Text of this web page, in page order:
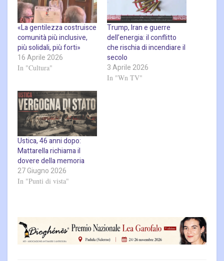
«La gentilezza costruisce
comunità più inclusive,
più solidali, più forti»
16 Aprile 2026
In "Cultura"
Trump, Iran e guerre
dell’energia: il conflitto
che rischia di incendiare il
secolo
3 Aprile 2026
In "Wn TV"
Ustica, 46 anni dopo:
Mattarella richiama il
dovere della memoria
27 Giugno 2026
In "Punti di vista"